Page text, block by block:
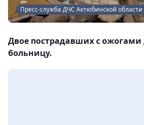
Пресс-служба ДЧС Актюбинской области
Двое пострадавших с ожогами
больницу.